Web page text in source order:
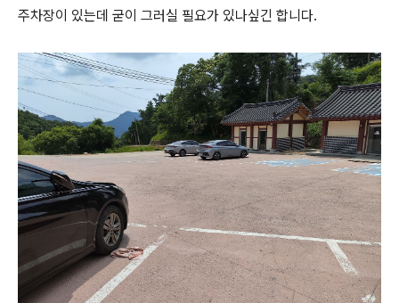
주차장이 있는데 굳이 그러실 필요가 있나싶긴 합니다.